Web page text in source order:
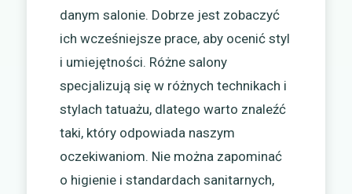
danym salonie. Dobrze jest zobaczyć
ich wcześniejsze prace, aby ocenić styl
i umiejętności. Różne salony
specjalizują się w różnych technikach i
stylach tatuażu, dlatego warto znaleźć
taki, który odpowiada naszym
oczekiwaniom. Nie można zapominać
o higienie i standardach sanitarnych,